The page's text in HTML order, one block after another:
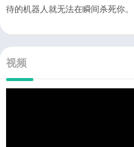
待的机器人就无法在瞬间杀死你。
视频